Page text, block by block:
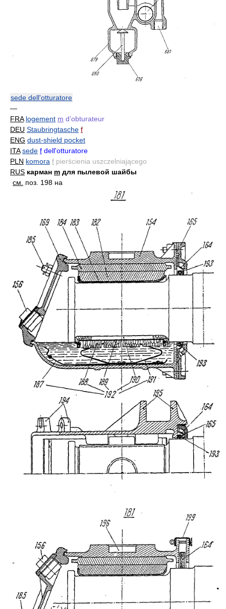
sede dell'otturatore
—
FRA logement m d’obturateur
DEU Staubringtasche f
ENG dust-shield pocket
ITA sede f dell'otturatore
PLN komora f pierścienia uszczelniającego
RUS карман m для пылевой шайбы
см. поз. 198 на